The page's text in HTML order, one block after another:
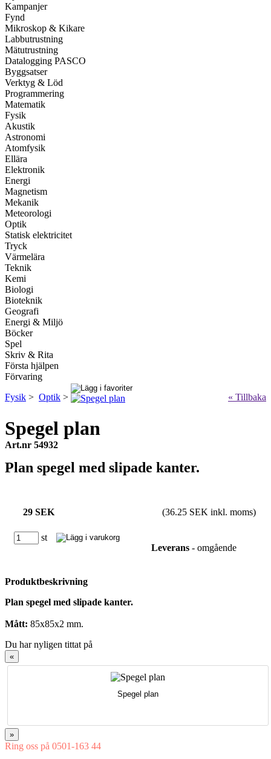
Kampanjer
Fynd
Mikroskop & Kikare
Labbutrustning
Mätutrustning
Datalogging PASCO
Byggsatser
Verktyg & Löd
Programmering
Matematik
Fysik
Akustik
Astronomi
Atomfysik
Ellära
Elektronik
Energi
Magnetism
Mekanik
Meteorologi
Optik
Statisk elektricitet
Tryck
Värmelära
Teknik
Kemi
Biologi
Bioteknik
Geografi
Energi & Miljö
Böcker
Spel
Skriv & Rita
Första hjälpen
Förvaring
Fysik > Optik > « Tillbaka
Spegel plan
Art.nr 54932
Plan spegel med slipade kanter.
29 SEK (36.25 SEK inkl. moms)
st
Leverans - omgående
Produktbeskrivning
Plan spegel med slipade kanter.
Mått: 85x85x2 mm.
Du har nyligen tittat på
«
Spegel plan
»
Ring oss på 0501-163 44